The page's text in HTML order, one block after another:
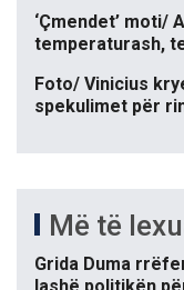
‘Çmendet’
temperaturash,
Foto/ Vinicius
spekulimet për
Më të
Grida Duma